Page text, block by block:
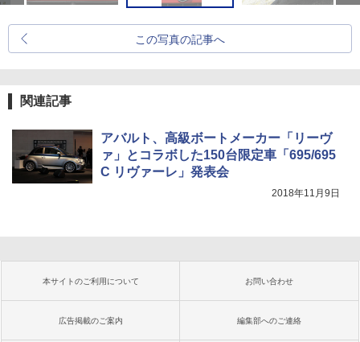
この写真の記事へ
関連記事
アバルト、高級ボートメーカー「リーヴ
ァ」とコラボした150台限定車「695/695
C リヴァーレ」発表会
2018年11月9日
本サイトのご利用について お問い合わせ
広告掲載のご案内 編集部へのご連絡